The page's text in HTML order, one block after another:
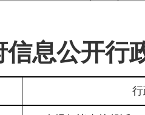
信息公开行